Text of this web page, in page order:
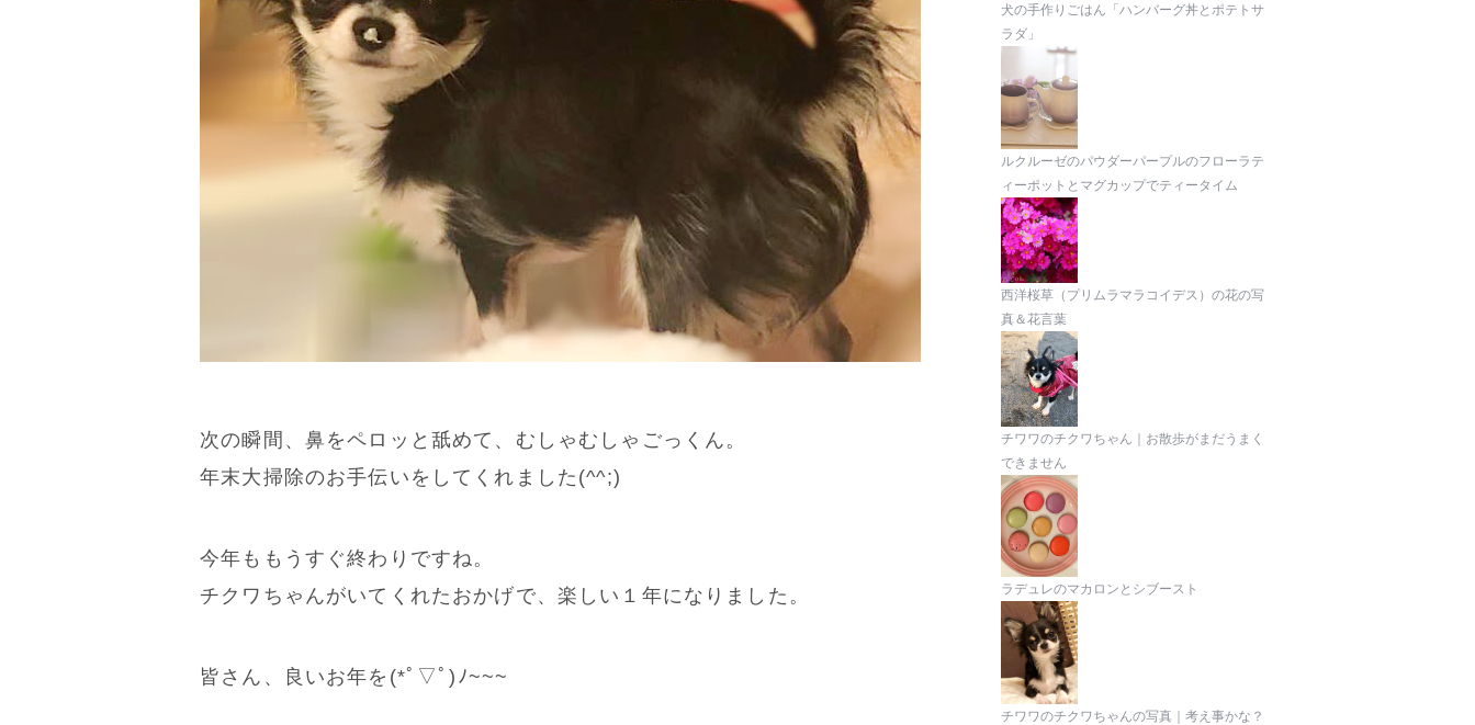
次の瞬間、鼻をペロッと舐めて、むしゃむしゃごっくん。
年末大掃除のお手伝いをしてくれました(^^;)
今年ももうすぐ終わりですね。
チクワちゃんがいてくれたおかげで、楽しい１年になりました。
皆さん、良いお年を(*ﾟ▽ﾟ)ﾉ~~~
犬の手作りごはん「ハンバーグ丼とポテトサ
ラダ」
ルクルーゼのパウダーパープルのフローラテ
ィーポットとマグカップでティータイム
西洋桜草（プリムラマラコイデス）の花の写
真＆花言葉
チワワのチクワちゃん｜お散歩がまだうまく
できません
ラデュレのマカロンとシブースト
チワワのチクワちゃんの写真｜考え事かな？